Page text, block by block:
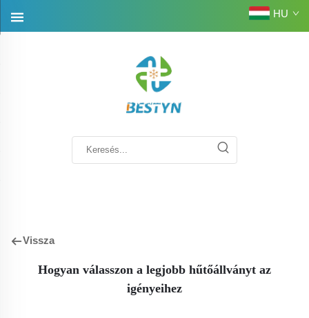
HU
Vissza
Hogyan válasszon a legjobb hűtőállványt az
igényeihez